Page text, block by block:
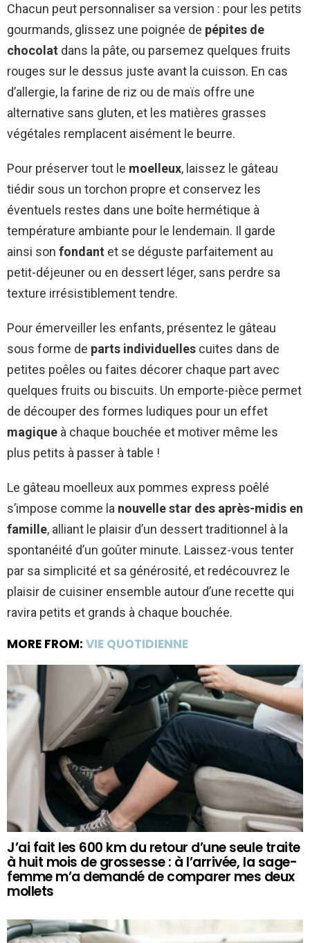
Chacun peut personnaliser sa version : pour les petits
gourmands, glissez une poignée de pépites de
chocolat dans la pâte, ou parsemez quelques fruits
rouges sur le dessus juste avant la cuisson. En cas
d’allergie, la farine de riz ou de maïs offre une
alternative sans gluten, et les matières grasses
végétales remplacent aisément le beurre.
Pour préserver tout le moelleux, laissez le gâteau
tiédir sous un torchon propre et conservez les
éventuels restes dans une boîte hermétique à
température ambiante pour le lendemain. Il garde
ainsi son fondant et se déguste parfaitement au
petit-déjeuner ou en dessert léger, sans perdre sa
texture irrésistiblement tendre.
Pour émerveiller les enfants, présentez le gâteau
sous forme de parts individuelles cuites dans de
petites poêles ou faites décorer chaque part avec
quelques fruits ou biscuits. Un emporte-pièce permet
de découper des formes ludiques pour un effet
magique à chaque bouchée et motiver même les
plus petits à passer à table !
Le gâteau moelleux aux pommes express poêlé
s’impose comme la nouvelle star des après-midis en
famille, alliant le plaisir d’un dessert traditionnel à la
spontanéité d’un goûter minute. Laissez-vous tenter
par sa simplicité et sa générosité, et redécouvrez le
plaisir de cuisiner ensemble autour d’une recette qui
ravira petits et grands à chaque bouchée.
MORE FROM: VIE QUOTIDIENNE
J’ai fait les 600 km du retour d’une seule traite
à huit mois de grossesse : à l’arrivée, la sage-
femme m’a demandé de comparer mes deux
mollets